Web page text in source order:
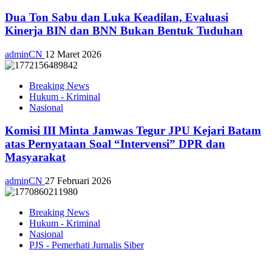
Dua Ton Sabu dan Luka Keadilan, Evaluasi
Kinerja BIN dan BNN Bukan Bentuk Tuduhan
adminCN 12 Maret 2026
Breaking News
Hukum - Kriminal
Nasional
Komisi III Minta Jamwas Tegur JPU Kejari Batam
atas Pernyataan Soal “Intervensi” DPR dan
Masyarakat
adminCN 27 Februari 2026
Breaking News
Hukum - Kriminal
Nasional
PJS - Pemerhati Jurnalis Siber